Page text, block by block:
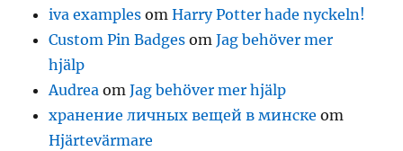
iva examples omHarry Potter hade nyckeln!
Custom Pin Badges omJag behöver mer
hjälp
Audrea omJag behöver mer hjälp
хранение личных вещей в минске om
Hjärtevärmare